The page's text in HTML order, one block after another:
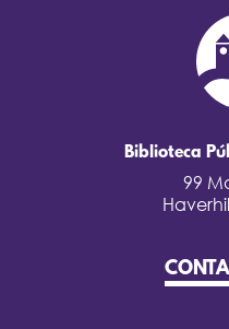
Biblioteca
99